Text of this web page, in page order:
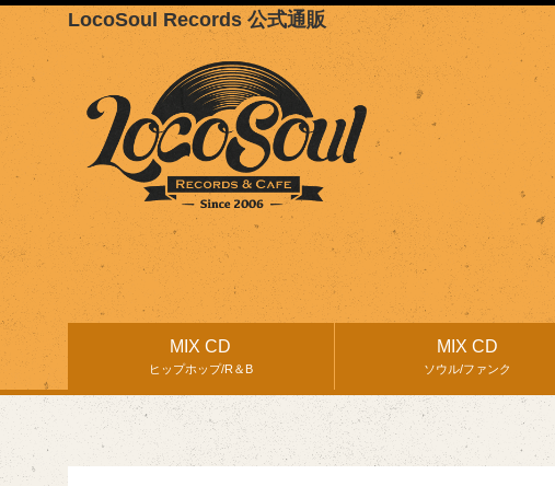
LocoSoul Records 公式通販
MIX CD
ヒップホップ/R＆B
MIX CD
ソウル/ファンク